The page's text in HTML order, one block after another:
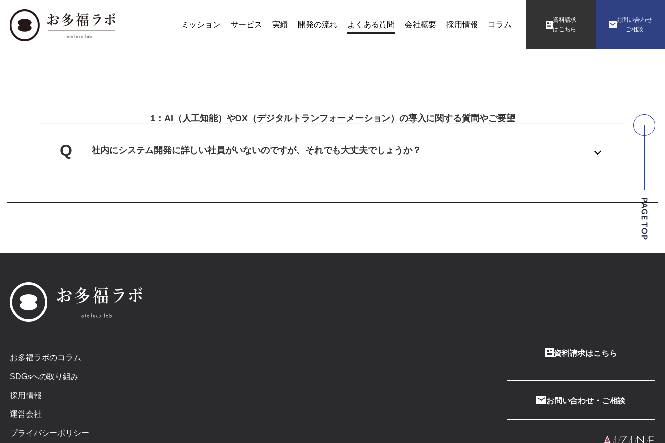
ミッション サービス 実績 開発の流れ よくある質問 会社概要 採用情報 コラム
資料請求
はこちら
お問い合わせ
ご相談
1：AI（人工知能）やDX（デジタルトランフォーメーション）の導入に関する質問やご要望
Q 社内にシステム開発に詳しい社員がいないのですが、それでも大丈夫でしょうか？
お多福ラボのコラム
SDGsへの取り組み
採用情報
運営会社
プライバシーポリシー
資料請求はこちら
お問い合わせ・ご相談